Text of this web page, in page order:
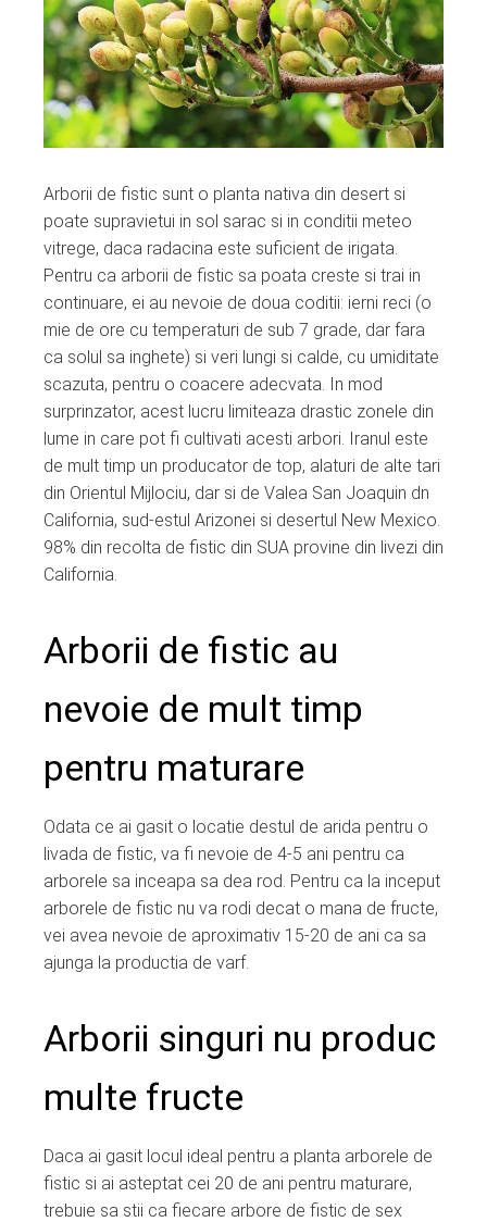
Arborii de fistic sunt o planta nativa din desert si
poate supravietui in sol sarac si in conditii meteo
vitrege, daca radacina este suficient de irigata.
Pentru ca arborii de fistic sa poata creste si trai in
continuare, ei au nevoie de doua coditii: ierni reci (o
mie de ore cu temperaturi de sub 7 grade, dar fara
ca solul sa inghete) si veri lungi si calde, cu umiditate
scazuta, pentru o coacere adecvata. In mod
surprinzator, acest lucru limiteaza drastic zonele din
lume in care pot fi cultivati acesti arbori. Iranul este
de mult timp un producator de top, alaturi de alte tari
din Orientul Mijlociu, dar si de Valea San Joaquin dn
California, sud-estul Arizonei si desertul New Mexico.
98% din recolta de fistic din SUA provine din livezi din
California.
Arborii de fistic au
nevoie de mult timp
pentru maturare
Odata ce ai gasit o locatie destul de arida pentru o
livada de fistic, va fi nevoie de 4-5 ani pentru ca
arborele sa inceapa sa dea rod. Pentru ca la inceput
arborele de fistic nu va rodi decat o mana de fructe,
vei avea nevoie de aproximativ 15-20 de ani ca sa
ajunga la productia de varf.
Arborii singuri nu produc
multe fructe
Daca ai gasit locul ideal pentru a planta arborele de
fistic si ai asteptat cei 20 de ani pentru maturare,
trebuie sa stii ca fiecare arbore de fistic de sex